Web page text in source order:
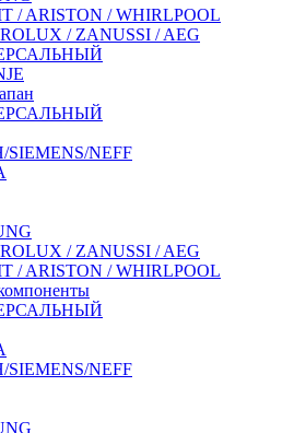
/ ARISTON / WHIRLPOOL
/ ZANUSSI / AEG
SIEMENS/NEFF
/ ZANUSSI / AEG
/ ARISTON / WHIRLPOOL
SIEMENS/NEFF